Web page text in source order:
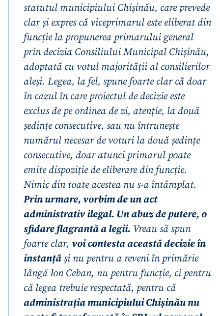
statutul municipiului Chișinău, care prevede
clar și expres că viceprimarul este eliberat din
funcție la propunerea primarului general
prin decizia Consiliului Municipal Chișinău,
adoptată cu votul majorității al consilierilor
aleși. Legea, la fel, spune foarte clar că doar
în cazul în care proiectul de decizie este
exclus de pe ordinea de zi, atenție, la două
ședințe consecutive, sau nu întrunește
numărul necesar de voturi la două ședințe
consecutive, doar atunci primarul poate
emite dispoziție de eliberare din funcție.
Nimic din toate acestea nu s-a întâmplat.
Prin urmare, vorbim de un act
administrativ ilegal. Un abuz de putere, o
sfidare flagrantă a legii. Vreau să spun
foarte clar, voi contesta această decizie în
instanțăși nu pentru a reveni în primărie
lângă Ion Ceban, nu pentru funcție, ci pentru
că legea trebuie respectată, pentru că
administrația municipiului Chișinău nu